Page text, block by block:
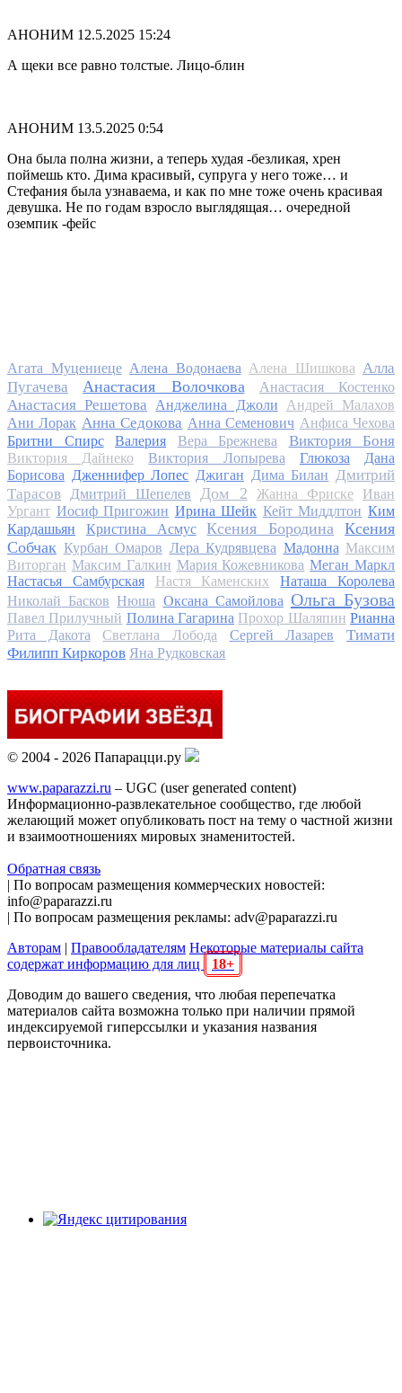
АНОНИМ 12.5.2025 15:24
А щеки все равно толстые. Лицо-блин
АНОНИМ 13.5.2025 0:54
Она была полна жизни, а теперь худая -безликая, хрен
поймешь кто. Дима красивый, супруга у него тоже… и
Стефания была узнаваема, и как по мне тоже очень красивая
девушка. Не по годам взросло выглядящая… очередной
оземпик -фейс
Агата Муцениеце Алена Водонаева Алена Шишкова Алла
Пугачева
Анастасия Волочкова Анастасия Костенко
Анастасия Решетова Анджелина Джоли
Андрей Малахов
Ани Лорак Анна Седокова Анна Семенович Анфиса Чехова
Бритни Спирс
Валерия Вера Брежнева Виктория Боня
Виктория Дайнеко Виктория Лопырева Глюкоза
Дана
Борисова Дженнифер Лопес Джиган Дима Билан
Дмитрий
Тарасов
Дмитрий Шепелев Дом 2 Жанна Фриске
Иван
Ургант Иосиф Пригожин Ирина Шейк Кейт Миддлтон Ким
Кардашьян
Кристина Асмус Ксения Бородина
Ксения
Собчак Курбан Омаров Лера Кудрявцева Мадонна Максим
Виторган Максим Галкин Мария Кожевникова Меган Маркл
Настасья Самбурская
Настя Каменских
Наташа Королева
Николай Басков Нюша Оксана Самойлова Ольга Бузова
Павел Прилучный Полина Гагарина Прохор Шаляпин Рианна
Рита Дакота
Светлана Лобода Сергей Лазарев
Тимати
Филипп Киркоров Яна Рудковская
© 2004 - 2026 Папарацци.ру
www.paparazzi.ru – UGC (user generated content)
Информационно-развлекательное сообщество, где любой
желающий может опубликовать пост на тему о частной жизни
и взаимоотношениях мировых знаменитостей.
Обратная связь
| По вопросам размещения коммерческих новостей:
info@paparazzi.ru
| По вопросам размещения рекламы: adv@paparazzi.ru
Авторам | Правообладателям Некоторые материалы сайта
содержат информацию для лиц
18+
Доводим до вашего сведения, что любая перепечатка
материалов сайта возможна только при наличии прямой
индексируемой гиперссылки и указания названия
первоисточника.